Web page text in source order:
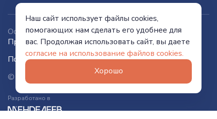
Официальный сайт
Правительства Тюменской области
Политика конфиденциальности
© Visit Tyumen, 2026
Разработано в
Наш сайт использует файлы cookies,
помогающих нам сделать его удобнее для
вас. Продолжая использовать сайт, вы даете
согласие на использование файлов cookies.
Хорошо